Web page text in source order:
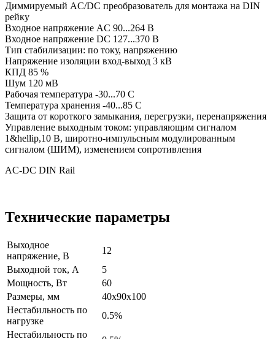
Диммируемый AC/DC преобразователь для монтажа на DIN
рейку
Входное напряжение AC 90...264 В
Входное напряжение DC 127...370 В
Тип стабилизации: по току, напряжению
Напряжение изоляции вход-выход 3 кВ
КПД 85 %
Шум 120 мВ
Рабочая температура -30...70 C
Температура хранения -40...85 C
Защита от короткого замыкания, перегрузки, перенапряжения
Управление выходным током: управляющим сигналом
1&hellip,10 В, широтно-импульсным модулированным
сигналом (ШИМ), изменением сопротивления
AC-DC DIN Rail
Технические параметры
Выходное
напряжение, В
12
Выходной ток, А
5
Мощность, Вт
60
Размеры, мм
40x90x100
Нестабильность по
нагрузке
0.5%
Нестабильность по